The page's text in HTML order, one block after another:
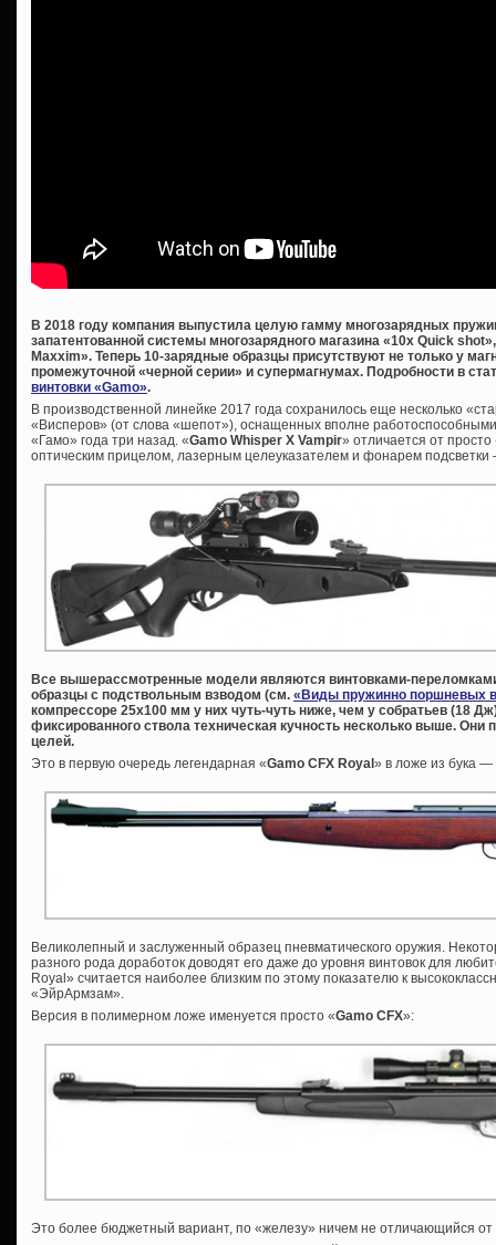
В 2018 году компания выпустила целую гамму многозарядных
запатентованной системы многозарядного магазина «10x Quick
Maxxim». Теперь 10-зарядные образцы присутствуют не только у
промежуточной «черной серии» и супермагнумах. Подробности в
винтовки «Gamo».
В производственной линейке 2017 года сохранилось еще несколько
«Висперов» (от слова «шепот»), оснащенных вполне
«Гамо» года три назад. «Gamo Whisper X Vampir» отличается от
оптическим прицелом, лазерным целеуказателем и фонарем подсветки
Все вышерассмотренные модели являются винтовками-
образцы с подствольным взводом (см. «Виды пружинно поршневых
компрессоре 25х100 мм у них чуть-чуть ниже, чем у собратьев (18
фиксированного ствола техническая кучность несколько выше. Они
целей.
Это в первую очередь легендарная «Gamo CFX Royal » в ложе из бука —
Великолепный и заслуженный образец пневматического оружия.
разного рода доработок доводят его даже до уровня винтовок для
Royal» считается наиболее близким по этому показателю к
«ЭйрАрмзам».
Версия в полимерном ложе именуется просто «Gamo CFX»:
Это более бюджетный вариант, по «железу» ничем не отличающийся от